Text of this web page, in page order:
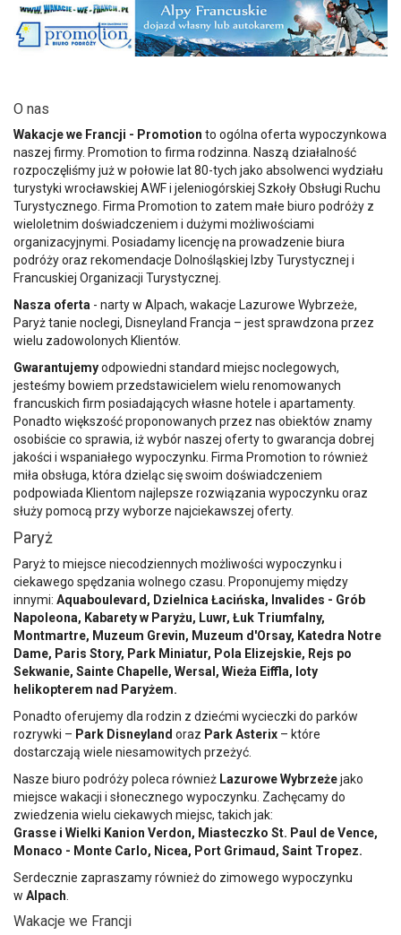
O nas
Wakacje we Francji - Promotion to ogólna oferta wypoczynkowa
naszej firmy. Promotion to firma rodzinna. Naszą działalność
rozpoczęliśmy już w połowie lat 80-tych jako absolwenci wydziału
turystyki wrocławskiej AWF i jeleniogórskiej Szkoły Obsługi Ruchu
Turystycznego. Firma Promotion to zatem małe biuro podróży z
wieloletnim doświadczeniem i dużymi możliwościami
organizacyjnymi. Posiadamy licencję na prowadzenie biura
podróży oraz rekomendacje Dolnośląskiej Izby Turystycznej i
Francuskiej Organizacji Turystycznej.
Nasza oferta - narty w Alpach, wakacje Lazurowe Wybrzeże,
Paryż tanie noclegi, Disneyland Francja – jest sprawdzona przez
wielu zadowolonych Klientów.
Gwarantujemyodpowiedni standard miejsc noclegowych,
jesteśmy bowiem przedstawicielem wielu renomowanych
francuskich firm posiadających własne hotele i apartamenty.
Ponadto większość proponowanych przez nas obiektów znamy
osobiście co sprawia, iż wybór naszej oferty to gwarancja dobrej
jakości i wspaniałego wypoczynku. Firma Promotion to również
miła obsługa, która dzieląc się swoim doświadczeniem
podpowiada Klientom najlepsze rozwiązania wypoczynku oraz
służy pomocą przy wyborze najciekawszej oferty.
Paryż
Paryż to miejsce niecodziennych możliwości wypoczynku i
ciekawego spędzania wolnego czasu. Proponujemy między
innymi: Aquaboulevard, Dzielnica Łacińska, Invalides - Grób
Napoleona, Kabarety w Paryżu, Luwr, Łuk Triumfalny,
Montmartre, Muzeum Grevin, Muzeum d'Orsay, Katedra Notre
Dame, Paris Story, Park Miniatur, Pola Elizejskie, Rejs po
Sekwanie, Sainte Chapelle, Wersal, Wieża Eiffla, loty
helikopterem nad Paryżem.
Ponadto oferujemy dla rodzin z dziećmi wycieczki do parków
rozrywki – Park Disneyland oraz Park Asterix – które
dostarczają wiele niesamowitych przeżyć.
Nasze biuro podróży poleca również Lazurowe Wybrzeżejako
miejsce wakacji i słonecznego wypoczynku. Zachęcamy do
zwiedzenia wielu ciekawych miejsc, takich jak:
Grasse i Wielki Kanion Verdon, Miasteczko St. Paul de Vence,
Monaco - Monte Carlo, Nicea, Port Grimaud, Saint Tropez.
Serdecznie zapraszamy również do zimowego wypoczynku
w Alpach
Wakacje we Francji